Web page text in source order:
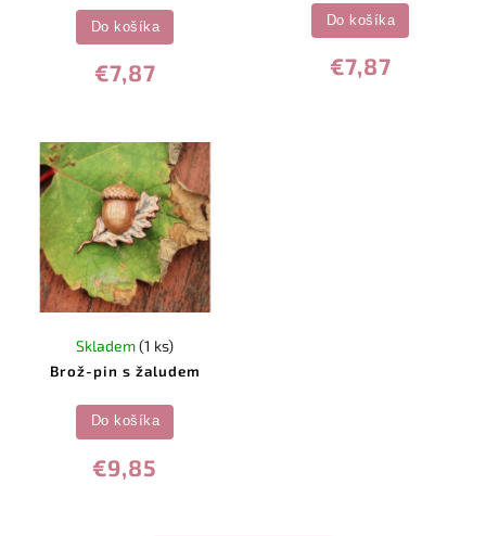
€7,87
Do košíka
€7,87
Do košíka
Brož-pin s žaludem
Skladem(1 ks)
€9,85
Do košíka